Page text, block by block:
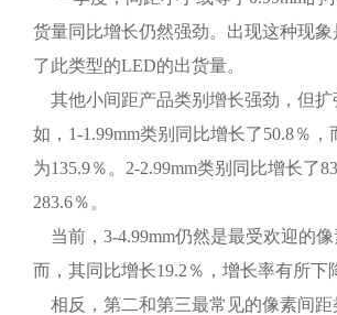
货量同比增长仍然强劲。出现这种现
了此类型的LED的出货量。
其他小间距产品类别增长强劲，但扩
如，1-1.99mm类别同比增长了50.8％
为135.9％。2-2.99mm类别同比增长了
283.6％。
当前，3-4.99mm仍然是最受欢迎的
而，其同比增长19.2％，增长率有所下
相反，第二和第三最常见的像素间